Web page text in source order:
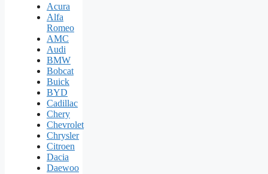
Acura
Alfa
Romeo
AMC
Audi
BMW
Bobcat
Buick
BYD
Cadillac
Chery
Chevrolet
Chrysler
Citroen
Dacia
Daewoo